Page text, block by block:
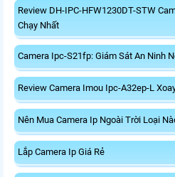
Review DH-IPC-HFW1230DT-STW
Chạy Nhất
Camera Ipc-S21fp: Giám Sát An Ninh
Review Camera Imou Ipc-A32ep-L
Nên Mua Camera Ip Ngoài Trời Loại
Lắp Camera Ip Giá Rẻ